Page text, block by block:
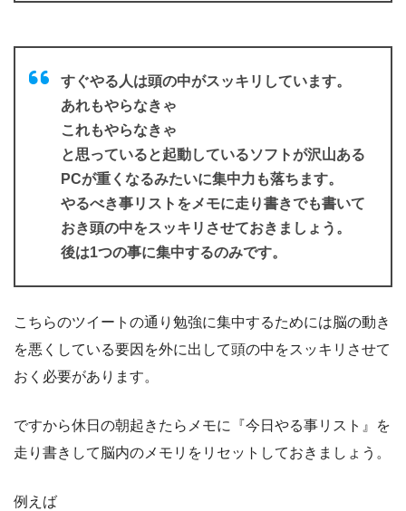
すぐやる人は頭の中がスッキリしています。
あれもやらなきゃ
これもやらなきゃ
と思っていると起動しているソフトが沢山ある
PCが重くなるみたいに集中力も落ちます。
やるべき事リストをメモに走り書きでも書いて
おき頭の中をスッキリさせておきましょう。
後は1つの事に集中するのみです。
こちらのツイートの通り勉強に集中するためには脳の動き
を悪くしている要因を外に出して頭の中をスッキリさせて
おく必要があります。
ですから休日の朝起きたらメモに『今日やる事リスト』を
走り書きして脳内のメモリをリセットしておきましょう。
例えば